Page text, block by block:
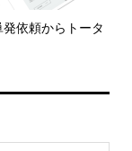
依頼からトータ